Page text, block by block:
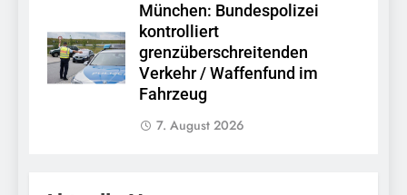
München: Bundespolizei
kontrolliert
grenzüberschreitenden
Verkehr / Waffenfund im
Fahrzeug
7. August 2026